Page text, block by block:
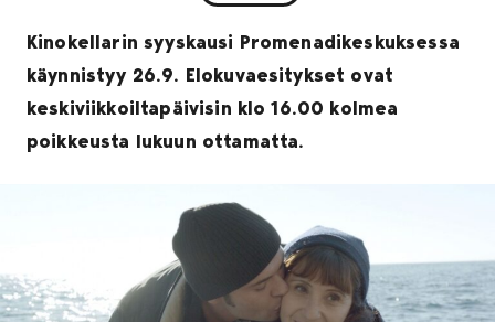
Kinokellarin syyskausi Promenadikeskuksessa
käynnistyy 26.9. Elokuvaesitykset ovat
keskiviikkoiltapäivisin klo 16.00 kolmea
poikkeusta lukuun ottamatta.